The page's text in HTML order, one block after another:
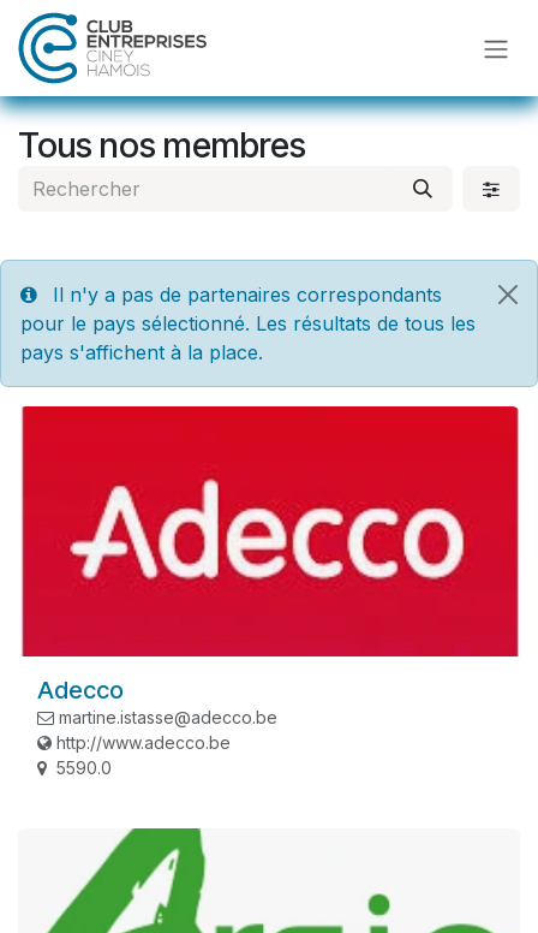
Se rendre au contenu
Tous nos membres
Il n'y a pas de partenaires correspondants
pour le pays sélectionné. Les résultats de tous les
pays s'affichent à la place.
Adecco
martine.istasse@adecco.be
http://www.adecco.be
5590.0